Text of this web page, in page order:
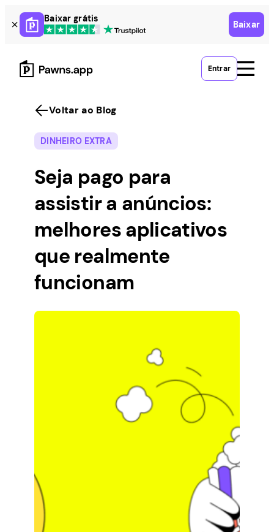
Skip
to
content
Baixar grátis
Baixar
Entrar
Voltar ao Blog
DINHEIRO EXTRA
Seja pago para
assistir a anúncios:
melhores aplicativos
que realmente
funcionam